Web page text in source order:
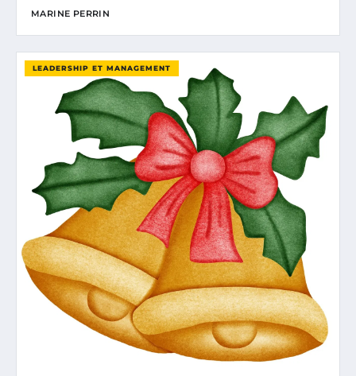
MARINE PERRIN
LEADERSHIP ET MANAGEMENT